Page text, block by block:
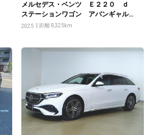
メルセデス・ベンツ Ｅ２２０ ｄ
ステーションワゴン アバンギャル
ド ＡＭＧラインパッケージ アドバ
ブパッケージ
2025 距離 8,325km